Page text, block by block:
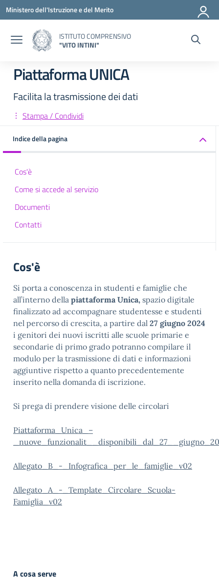
Vai ai contenuti
Vai al menu di navigazione
Vai al footer
Ministero dell'Istruzione e del Merito
ISTITUTO COMPRENSIVO
"VITO INTINI"
Piattaforma UNICA
Facilita la trasmissione dei dati
Stampa / Condividi
Indice della pagina
Cos'è
Come si accede al servizio
Documenti
Contatti
Cos'è
Si porta a conoscenza in studenti e famiglie che
all’interno della piattaforma Unica, spazio digitale
finalizzato ad accompagnare studentesse e studenti
nel percorso di crescita, a partire dal 27 giugno 2024
i genitori dei nuovi iscritti alle scuole primarie e
secondarie di primo grado potranno compilare il
modulo per la trasmissione di dati e informazioni
aggiuntive rispetto a quanto precedentemente
inserito nella domanda di iscrizione.
Si prega di prendere visione delle circolari
Piattaforma_Unica_–
Allegato_B_-_Infografica_per_le_famiglie_v02
Allegato_A_-_Template_Circolare_Scuola-
Famiglia_v02
A cosa serve